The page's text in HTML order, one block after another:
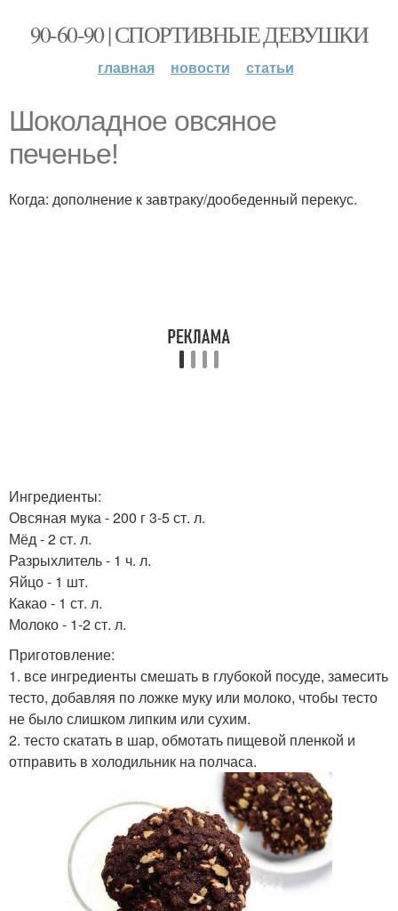
90-60-90 | СПОРТИВНЫЕ ДЕВУШКИ
главная новости статьи
Шоколадное овсяное
печенье!
Когда: дополнение к завтраку/дообеденный перекус.
Ингредиенты:
Овсяная мука - 200 г 3-5 ст. л.
Мёд - 2 ст. л.
Разрыхлитель - 1 ч. л.
Яйцо - 1 шт.
Какао - 1 ст. л.
Молоко - 1-2 ст. л.
Приготовление:
1. все ингредиенты смешать в глубокой посуде, замесить
тесто, добавляя по ложке муку или молоко, чтобы тесто
не было слишком липким или сухим.
2. тесто скатать в шар, обмотать пищевой пленкой и
отправить в холодильник на полчаса.